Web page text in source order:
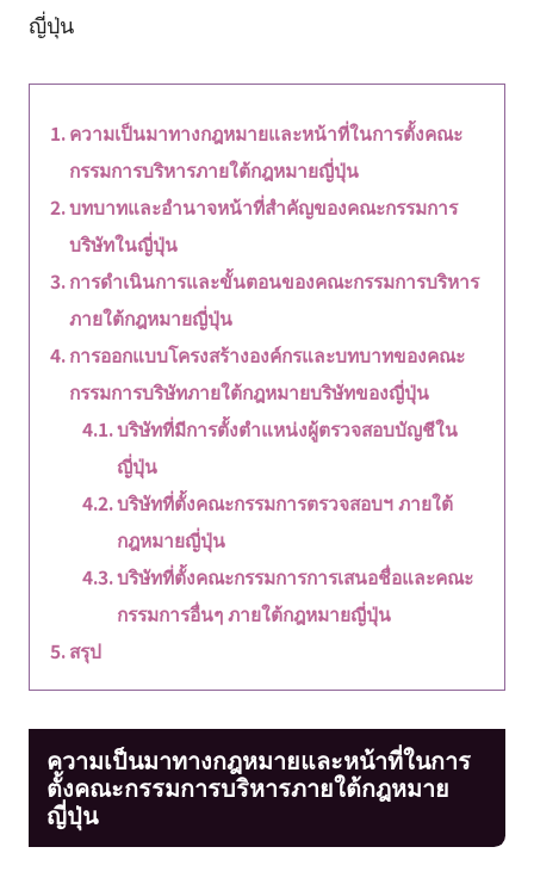
ญี่ปุ่น
ความเป็นมาทางกฎหมายและหน้าที่ในการตั้งคณะ
กรรมการบริหารภายใต้กฎหมายญี่ปุ่น
บทบาทและอำนาจหน้าที่สำคัญของคณะกรรมการ
บริษัทในญี่ปุ่น
การดำเนินการและขั้นตอนของคณะกรรมการบริหาร
ภายใต้กฎหมายญี่ปุ่น
การออกแบบโครงสร้างองค์กรและบทบาทของคณะ
กรรมการบริษัทภายใต้กฎหมายบริษัทของญี่ปุ่น
บริษัทที่มีการตั้งตำแหน่งผู้ตรวจสอบบัญชีใน
ญี่ปุ่น
บริษัทที่ตั้งคณะกรรมการตรวจสอบฯ ภายใต้
กฎหมายญี่ปุ่น
บริษัทที่ตั้งคณะกรรมการการเสนอชื่อและคณะ
กรรมการอื่นๆ ภายใต้กฎหมายญี่ปุ่น
สรุป
ความเป็นมาทางกฎหมายและหน้าที่ในการ
ตั้งคณะกรรมการบริหารภายใต้กฎหมาย
ญี่ปุ่น